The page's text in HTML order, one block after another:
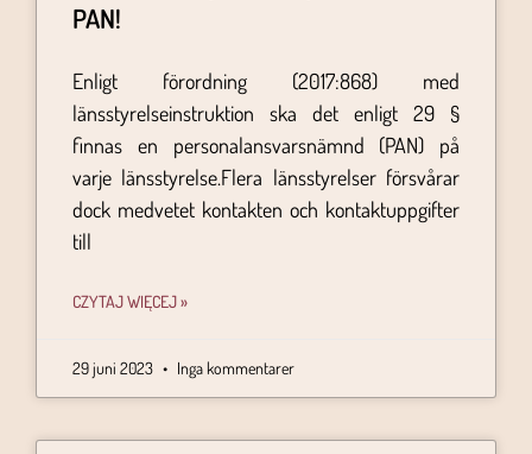
PAN!
Enligt förordning (2017:868) med
länsstyrelseinstruktion ska det enligt 29 §
finnas en personalansvarsnämnd (PAN) på
varje länsstyrelse.Flera länsstyrelser försvårar
dock medvetet kontakten och kontaktuppgifter
till
CZYTAJ WIĘCEJ »
29 juni 2023 Inga kommentarer